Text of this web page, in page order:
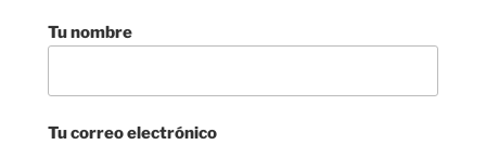
Tu nombre
Tu correo electrónico